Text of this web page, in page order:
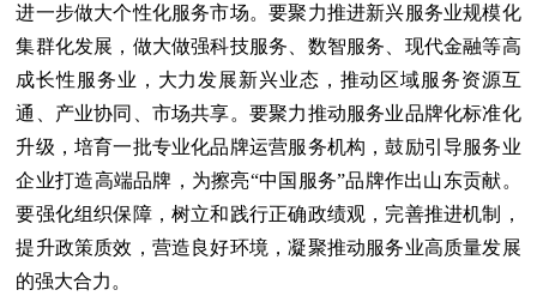
进一步做大个性化服务市场。要聚力推进新兴服务业规模化
集群化发展，做大做强科技服务、数智服务、现代金融等高
成长性服务业，大力发展新兴业态，推动区域服务资源互
通、产业协同、市场共享。要聚力推动服务业品牌化标准化
升级，培育一批专业化品牌运营服务机构，鼓励引导服务业
企业打造高端品牌，为擦亮“中国服务”品牌作出山东贡献。
要强化组织保障，树立和践行正确政绩观，完善推进机制，
提升政策质效，营造良好环境，凝聚推动服务业高质量发展
的强大合力。